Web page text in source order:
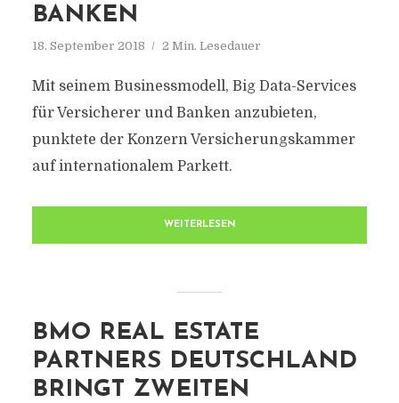
BANKEN
18. September 2018 2 Min. Lesedauer
Mit seinem Businessmodell, Big Data-Services
für Versicherer und Banken anzubieten,
punktete der Konzern Versicherungskammer
auf internationalem Parkett.
WEITERLESEN
BMO REAL ESTATE
PARTNERS DEUTSCHLAND
BRINGT ZWEITEN